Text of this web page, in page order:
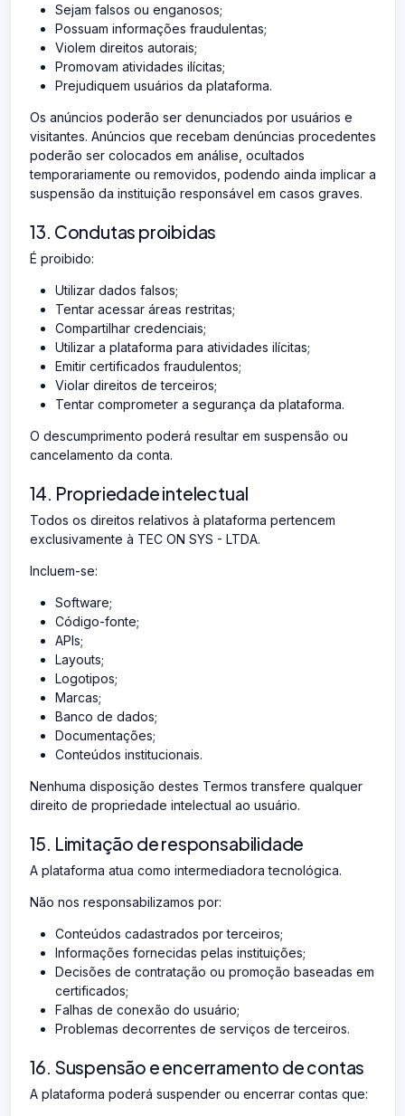
Sejam falsos ou enganosos;
Possuam informações fraudulentas;
Violem direitos autorais;
Promovam atividades ilícitas;
Prejudiquem usuários da plataforma.
Os anúncios poderão ser denunciados por usuários e
visitantes. Anúncios que recebam denúncias procedentes
poderão ser colocados em análise, ocultados
temporariamente ou removidos, podendo ainda implicar a
suspensão da instituição responsável em casos graves.
13. Condutas proibidas
É proibido:
Utilizar dados falsos;
Tentar acessar áreas restritas;
Compartilhar credenciais;
Utilizar a plataforma para atividades ilícitas;
Emitir certificados fraudulentos;
Violar direitos de terceiros;
Tentar comprometer a segurança da plataforma.
O descumprimento poderá resultar em suspensão ou
cancelamento da conta.
14. Propriedade intelectual
Todos os direitos relativos à plataforma pertencem
exclusivamente à TEC ON SYS - LTDA.
Incluem-se:
Software;
Código-fonte;
APIs;
Layouts;
Logotipos;
Marcas;
Banco de dados;
Documentações;
Conteúdos institucionais.
Nenhuma disposição destes Termos transfere qualquer
direito de propriedade intelectual ao usuário.
15. Limitação de responsabilidade
A plataforma atua como intermediadora tecnológica.
Não nos responsabilizamos por:
Conteúdos cadastrados por terceiros;
Informações fornecidas pelas instituições;
Decisões de contratação ou promoção baseadas em
certificados;
Falhas de conexão do usuário;
Problemas decorrentes de serviços de terceiros.
16. Suspensão e encerramento de contas
A plataforma poderá suspender ou encerrar contas que: